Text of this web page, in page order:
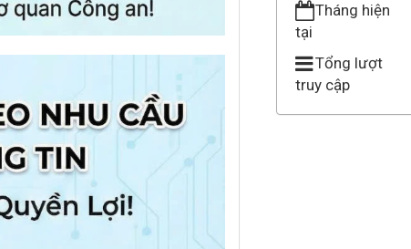
Tháng hiện
tại
Tổng lượt
truy cập